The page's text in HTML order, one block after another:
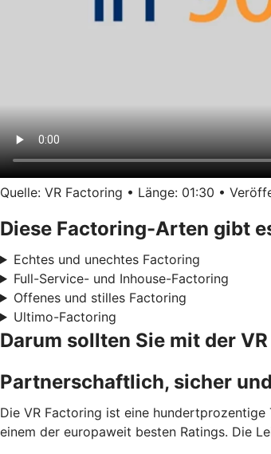
Quelle: VR Factoring • Länge: 01:30 •
Diese Factoring-Arten gibt
Echtes und unechtes Factoring
Full-Service- und Inhouse-Factoring
Offenes und stilles Factoring
Ultimo-Factoring
Darum sollten Sie mit der
Partnerschaftlich, sicher
Die VR Factoring ist eine
einem der europaweit besten Ratings. Die